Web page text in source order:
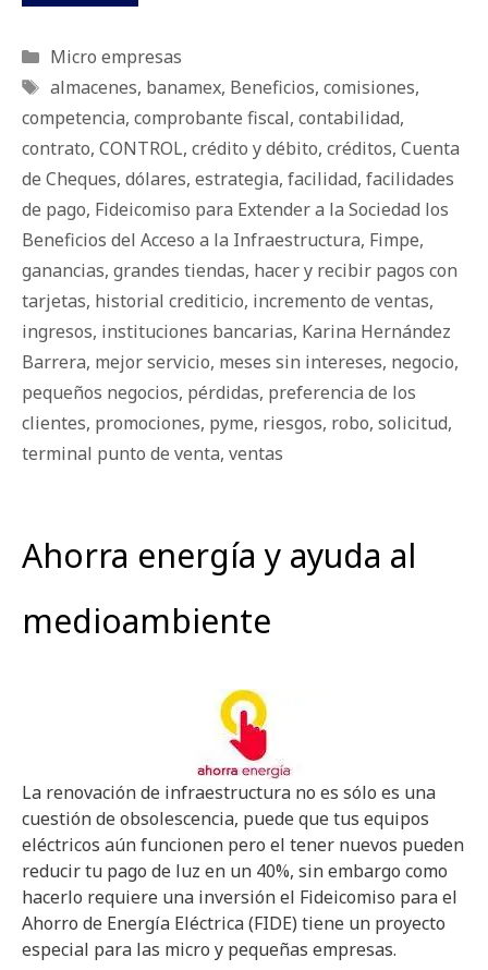
Categorías
Micro empresas
Etiquetas
almacenes, banamex, Beneficios, comisiones,
competencia, comprobante fiscal, contabilidad,
contrato, CONTROL, crédito y débito, créditos, Cuenta
de Cheques, dólares, estrategia, facilidad, facilidades
de pago, Fideicomiso para Extender a la Sociedad los
Beneficios del Acceso a la Infraestructura, Fimpe,
ganancias, grandes tiendas, hacer y recibir pagos con
tarjetas, historial crediticio, incremento de ventas,
ingresos, instituciones bancarias, Karina Hernández
Barrera, mejor servicio, meses sin intereses, negocio,
pequeños negocios, pérdidas, preferencia de los
clientes, promociones, pyme, riesgos, robo, solicitud,
terminal punto de venta, ventas
Ahorra energía y ayuda al
medioambiente
La renovación de infraestructura no es sólo es una
cuestión de obsolescencia, puede que tus equipos
eléctricos aún funcionen pero el tener nuevos pueden
reducir tu pago de luz en un 40%, sin embargo como
hacerlo requiere una inversión el Fideicomiso para el
Ahorro de Energía Eléctrica (FIDE) tiene un proyecto
especial para las micro y pequeñas empresas.